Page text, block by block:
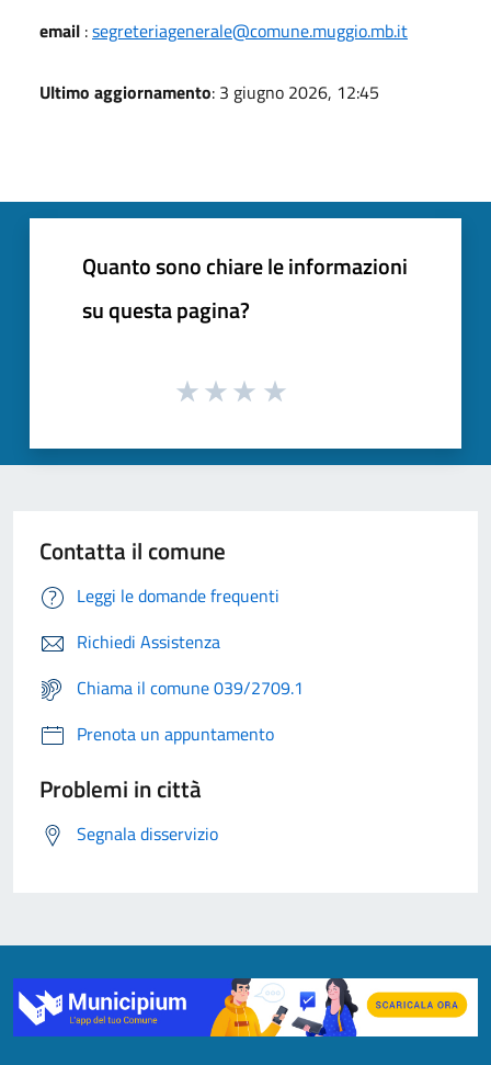
email :segreteriagenerale@comune.muggio.mb.it
Ultimo aggiornamento: 3 giugno 2026, 12:45
Quanto sono chiare le informazioni
su questa pagina?
Contatta il comune
Leggi le domande frequenti
Richiedi Assistenza
Chiama il comune 039/2709.1
Prenota un appuntamento
Problemi in città
Segnala disservizio